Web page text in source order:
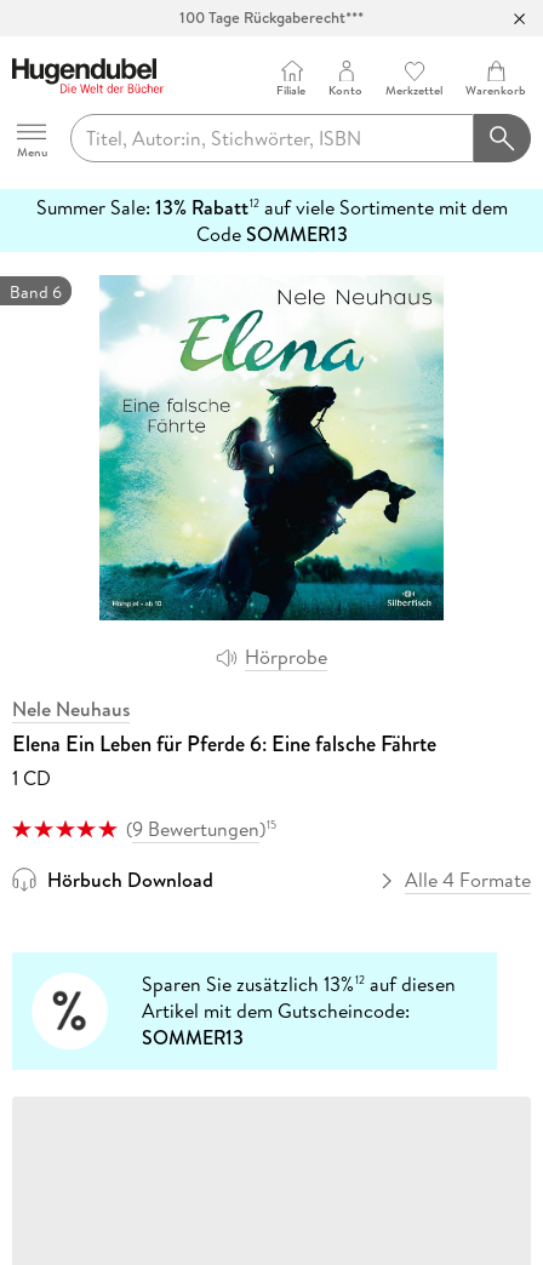
Hugendubel
Menu
Filiale Konto Merkzettel Warenkorb
Summer Sale: 13% Rabatt12auf viele Sortimente mit dem
CodeSOMMER13
erfahren
Hörprobe
Band 6
Nele Neuhaus
Elena Ein Leben für Pferde 6: Eine falsche Fährte
1 CD
(9 Bewertungen)15
Hörbuch Download Alle 4 Formate
Sparen Sie zusätzlich 13%12 auf diesen
Artikel mit dem Gutscheincode:
SOMMER13